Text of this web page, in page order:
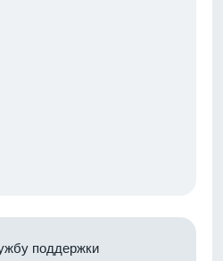
поддержки